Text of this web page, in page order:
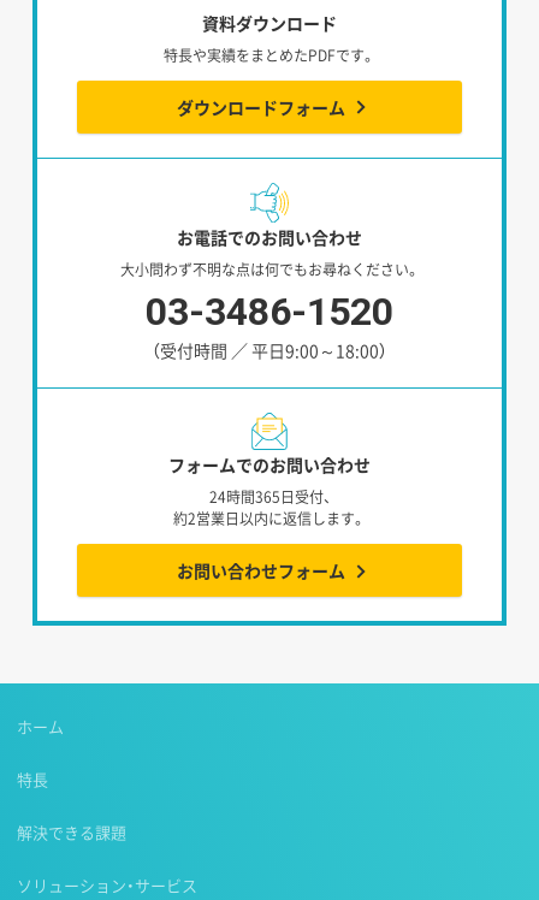
資料ダウンロード
特長や実績をまとめたPDFです。
ダウンロードフォーム
お電話でのお問い合わせ
大小問わず不明な点は何でもお尋ねください。
03-3486-1520
（受付時間 ／ 平日9:00～18:00）
フォームでのお問い合わせ
24時間365日受付、
約2営業日以内に返信します。
お問い合わせフォーム
ホーム
特長
解決できる課題
ソリューション・サービス